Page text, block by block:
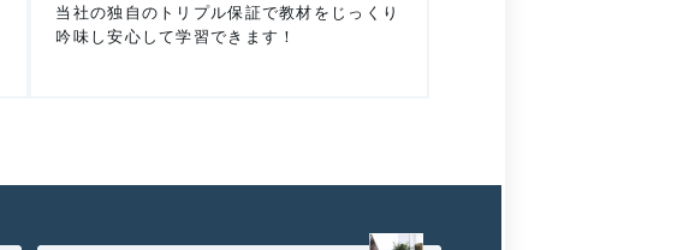
当社の独自のトリプル保証で教材をじっくり
吟味し安心して学習できます！